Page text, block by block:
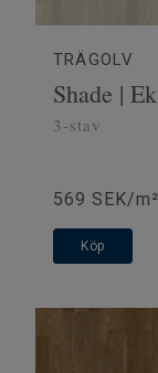
TRÄGOLV
Shade |
3-stav
569 SEK/m²
Köp